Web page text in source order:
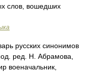
слов, вошедших
русских синонимов
ред. Н. Абрамова,
военачальник,